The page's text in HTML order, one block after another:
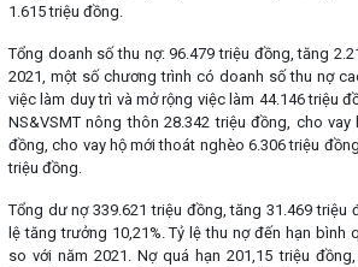
1.615 triệu đồng.
Tổng doanh số thu nợ: 96.479 triệu đồng, tăng
2021, một số chương trình có doanh số thu nợ
việc làm duy trì và mở rộng việc làm 44.146 triệu
NS&VSMT nông thôn 28.342 triệu đồng, cho vay
đồng, cho vay hộ mới thoát nghèo 6.306 triệu
triệu đồng.
Tổng dư nợ 339.621 triệu đồng, tăng 31.469 triệu
lệ tăng trưởng 10,21%. Tỷ lệ thu nợ đến hạn bình
so với năm 2021. Nợ quá hạn 201,15 triệu